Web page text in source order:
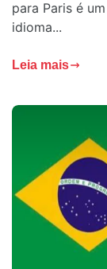
para Paris é
idioma...
Leia mais